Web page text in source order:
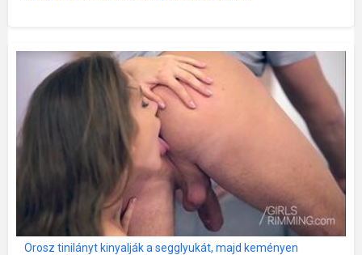
Orosz tinilányt kinyalják a segglyukát, majd keményen